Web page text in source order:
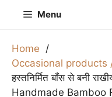
Menu
Home
Occasional products /
हस्तनिर्मित बाँस से बनी
Handmade Bamboo